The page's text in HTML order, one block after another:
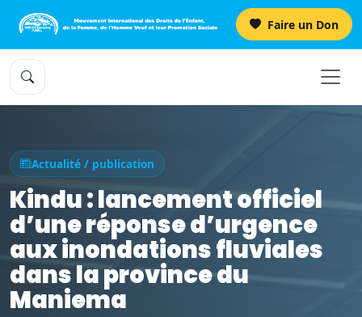
Faire un Don
Actualité / publication
Kindu : lancement officiel
d’une réponse d’urgence
aux inondations fluviales
dans la province du
Maniema